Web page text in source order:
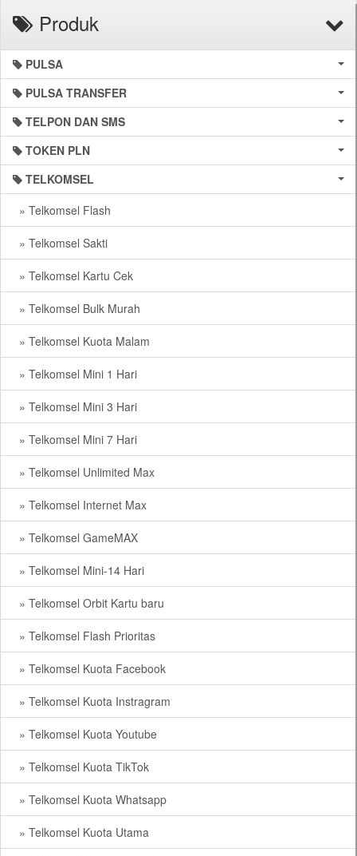
Produk
PULSA
PULSA TRANSFER
TELPON DAN SMS
TOKEN PLN
TELKOMSEL
» Telkomsel Flash
» Telkomsel Sakti
» Telkomsel Kartu Cek
» Telkomsel Bulk Murah
» Telkomsel Kuota Malam
» Telkomsel Mini 1 Hari
» Telkomsel Mini 3 Hari
» Telkomsel Mini 7 Hari
» Telkomsel Unlimited Max
» Telkomsel Internet Max
» Telkomsel GameMAX
» Telkomsel Mini-14 Hari
» Telkomsel Orbit Kartu baru
» Telkomsel Flash Prioritas
» Telkomsel Kuota Facebook
» Telkomsel Kuota Instragram
» Telkomsel Kuota Youtube
» Telkomsel Kuota TikTok
» Telkomsel Kuota Whatsapp
» Telkomsel Kuota Utama